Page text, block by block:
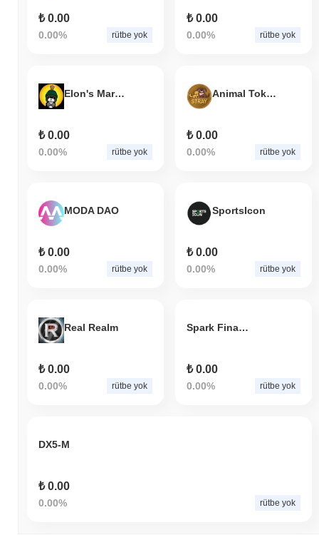
₺ 0.00
0.00% rütbe yok
₺ 0.00
0.00% rütbe yok
Elon's Marvin
₺ 0.00
0.00% rütbe yok
Animal Token
₺ 0.00
0.00% rütbe yok
MODA DAO
₺ 0.00
0.00% rütbe yok
SportsIcon
₺ 0.00
0.00% rütbe yok
Real Realm
₺ 0.00
0.00% rütbe yok
Spark Finance
₺ 0.00
0.00% rütbe yok
DX5-M
₺ 0.00
0.00% rütbe yok